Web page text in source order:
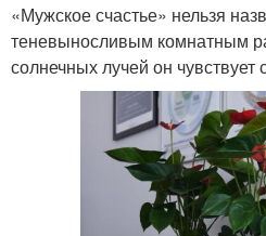
«Мужское счастье» нельзя
теневыносливым комнатным
солнечных лучей он